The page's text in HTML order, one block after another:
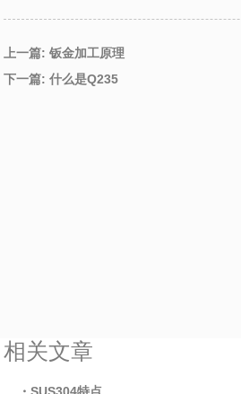
上一篇: 钣金加工原理
下一篇: 什么是Q235
相关文章